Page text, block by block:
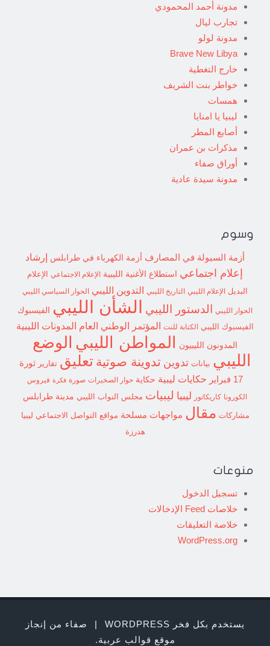
مدونة أحمد المحمودي
تجارب ليال
مدونة لولو
Brave New Libya
خارج التغطية
خواطر بنت الشريف
همسات
ليبيا يا امنايا
أصابع المطر
مذكرات بن عمران
أوراق صفاء
مدونة سيدة عادية
وسوم
أزمة السيولة في المصارف أزمة الكهرباء في طرابلس إرشاد
إعلام اجتماعي استطلاع الأغنية الليبية الإعلام الاجتماعي
الإعلام
البديل الإعلام الليبي التاريخ الليبي التدوين الليبي الحوار السياسي الليبي
الحوار الليبي الدستور الليبي الشأن الليبي الفيسبوك
الفيسبوك الليبي الكتابة للنت المؤتمر الوطني العام المدونات الليبية
المدونون الليبيون المواطن الليبي الوضع
الليبي بيانات تدوين تدوينة صوتية تعليق تقارير
ثورة
17 فبراير
حكايات ليبية حكاية حوار الصخيرات صورة فكرة فيروس
الكورونا كاريكاتور ليبيا ليبيات مجلس النواب الليبي مدينة طرابلس
مشاركات مقال مواجهات مسلحة مواقع التواصل الاجتماعي ليبيا
هدرزة
منوعات
تسجيل الدخول
خلاصات Feed الإدخالات
خلاصة التعليقات
WordPress.org
يستخدم بكل فخر WORDPRESS |
صفاء من إنجاز
موقع قوالب عربية.